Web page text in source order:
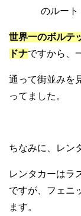
のルート
世界一のボルテ
ドナですから、
通って街並みを
ってました。
ちなみに、レン
レンタカーはラ
ですが、フェニ
ます。